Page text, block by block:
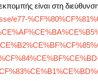
είναι στη
e77-